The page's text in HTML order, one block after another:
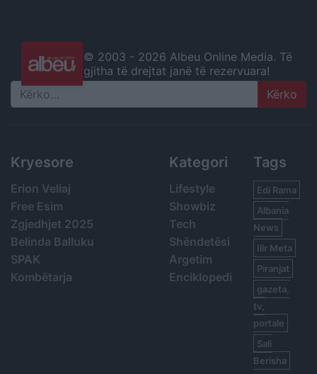
© 2003 - 2026 Albeu Online Media. Të
gjitha të drejtat janë të rezervuara!
Search
Kryesore
Erion Veliaj
Free Esim
Zgjedhjet 2025
Belinda Balluku
SPAK
Kombëtarja
Kategori
Lifestyle
Showbiz
Tech
Shëndetësi
Argetim
Enciklopedi
Tags
Edi Rama
Albania
News
Ilir Meta
Piranjat
gazeta,
tv,
portale
Sali
Berisha